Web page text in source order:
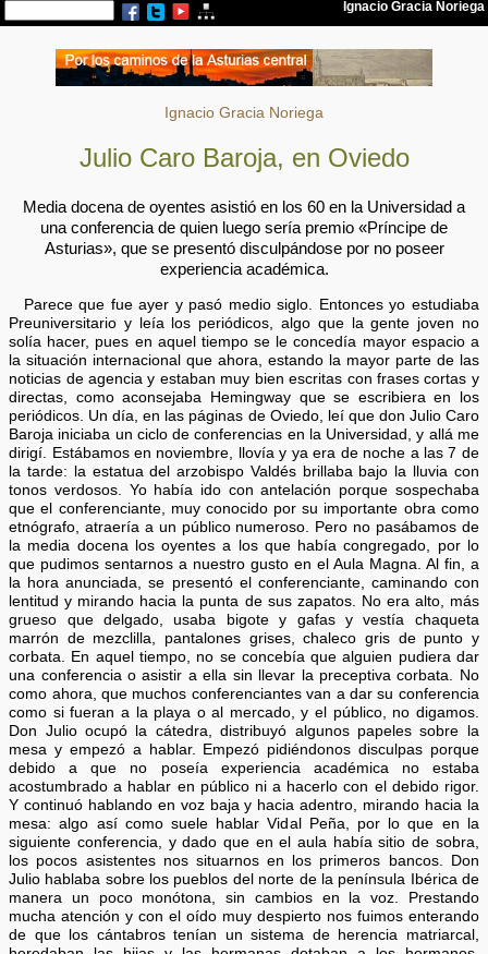
Ignacio Gracia Noriega
Julio Caro Baroja, en Oviedo
Media docena de oyentes asistió en los 60 en la Universidad a
una conferencia de quien luego sería premio «Príncipe de
Asturias», que se presentó disculpándose por no poseer
experiencia académica.
Parece que fue ayer y pasó medio siglo. Entonces yo estudiaba
Preuniversitario y leía los periódicos, algo que la gente joven no
solía hacer, pues en aquel tiempo se le concedía mayor espacio a
la situación internacional que ahora, estando la mayor parte de las
noticias de agencia y estaban muy bien escritas con frases cortas y
directas, como aconsejaba Hemingway que se escribiera en los
periódicos. Un día, en las páginas de Oviedo, leí que don Julio Caro
Baroja iniciaba un ciclo de conferencias en la Universidad, y allá me
dirigí. Estábamos en noviembre, llovía y ya era de noche a las 7 de
la tarde: la estatua del arzobispo Valdés brillaba bajo la lluvia con
tonos verdosos. Yo había ido con antelación porque sospechaba
que el conferenciante, muy conocido por su importante obra como
etnógrafo, atraería a un público numeroso. Pero no pasábamos de
la media docena los oyentes a los que había congregado, por lo
que pudimos sentarnos a nuestro gusto en el Aula Magna. Al fin, a
la hora anunciada, se presentó el conferenciante, caminando con
lentitud y mirando hacia la punta de sus zapatos. No era alto, más
grueso que delgado, usaba bigote y gafas y vestía chaqueta
marrón de mezclilla, pantalones grises, chaleco gris de punto y
corbata. En aquel tiempo, no se concebía que alguien pudiera dar
una conferencia o asistir a ella sin llevar la preceptiva corbata. No
como ahora, que muchos conferenciantes van a dar su conferencia
como si fueran a la playa o al mercado, y el público, no digamos.
Don Julio ocupó la cátedra, distribuyó algunos papeles sobre la
mesa y empezó a hablar. Empezó pidiéndonos disculpas porque
debido a que no poseía experiencia académica no estaba
acostumbrado a hablar en público ni a hacerlo con el debido rigor.
Y continuó hablando en voz baja y hacia adentro, mirando hacia la
mesa: algo así como suele hablar Vidal Peña, por lo que en la
siguiente conferencia, y dado que en el aula había sitio de sobra,
los pocos asistentes nos situarnos en los primeros bancos. Don
Julio hablaba sobre los pueblos del norte de la península Ibérica de
manera un poco monótona, sin cambios en la voz. Prestando
mucha atención y con el oído muy despierto nos fuimos enterando
de que los cántabros tenían un sistema de herencia matriarcal,